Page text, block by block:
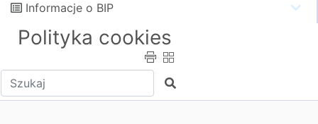
Informacje o BIP
Polityka cookies
Wpisz tekst do wyszukania Szukaj